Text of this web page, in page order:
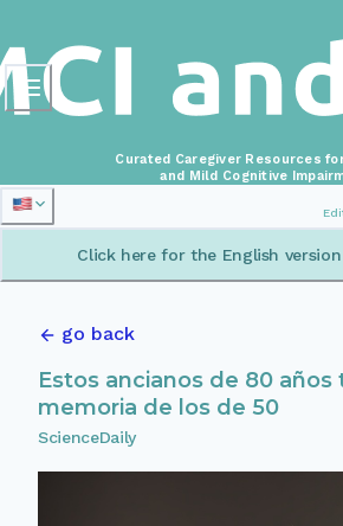
Curated Caregiver Resources
and Mild Cognitive
Click here for the English
go back
Estos ancianos de 80 años
memoria de los de 50
ScienceDaily